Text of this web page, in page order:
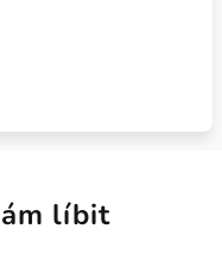
líbit